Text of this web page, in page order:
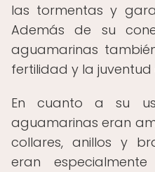
las tormentas y
Además de su
aguamarinas
fertilidad y la juventud
En cuanto a su
aguamarinas eran
collares, anillos y
eran